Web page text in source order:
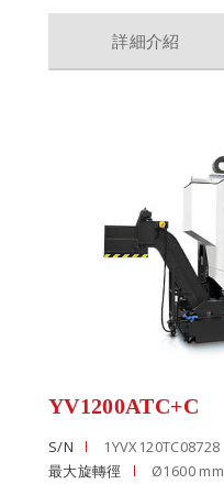
詳細介紹
YV1200ATC+C
S/N
1YVX120TC08728
最大旋轉徑
Ø1600 mm